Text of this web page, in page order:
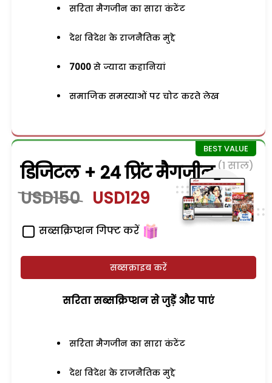
सरिता मैगजीन का सारा कंटेंट
देश विदेश के राजनैतिक मुद्दे
7000 से ज्यादा कहानियां
समाजिक समस्याओं पर चोट करते लेख
डिजिटल + 24 प्रिंट मैगजीन (1 साल)
USD150 USD129
सब्सक्रिप्शन गिफ्ट करें
सब्सक्राइब करें
सरिता सब्सक्रिप्शन से जुड़ेें और पाएं
सरिता मैगजीन का सारा कंटेंट
देश विदेश के राजनैतिक मुद्दे